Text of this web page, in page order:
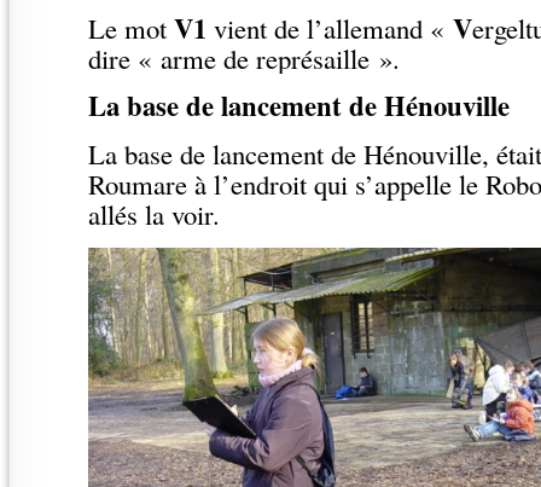
Le motV1 vient de l’allemand « V
dire « arme de représaille ».
La base de lancement de Hénouville
La base de lancement de Hénouville,
Roumare à l’endroit qui s’appelle le
allés la voir.